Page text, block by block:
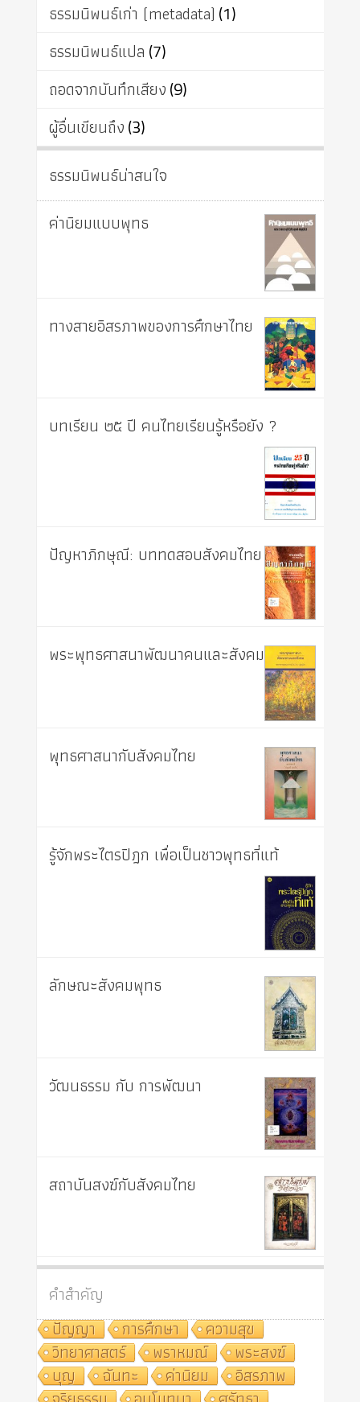
ธรรมนิพนธ์เก่า (metadata) (1)
ธรรมนิพนธ์แปล (7)
ถอดจากบันทึกเสียง(9)
ผู้อื่นเขียนถึง(3)
ธรรมนิพนธ์น่าสนใจ
ค่านิยมแบบพุทธ
ทางสายอิสรภาพของการศึกษาไทย
บทเรียน ๒๕ ปี คนไทยเรียนรู้หรือยัง ?
ปัญหาภิกษุณี: บททดสอบสังคมไทย
พระพุทธศาสนาพัฒนาคนและสังคม
พุทธศาสนากับสังคมไทย
รู้จักพระไตรปิฎก เพื่อเป็นชาวพุทธที่แท้
ลักษณะสังคมพุทธ
วัฒนธรรม กับ การพัฒนา
สถาบันสงฆ์กับสังคมไทย
คำสำคัญ
ปัญญา
การศึกษา
ความสุข
วิทยาศาสตร์
พราหมณ์
พระสงฆ์
บุญ
ฉันทะ ค่านิยม
อิสรภาพ